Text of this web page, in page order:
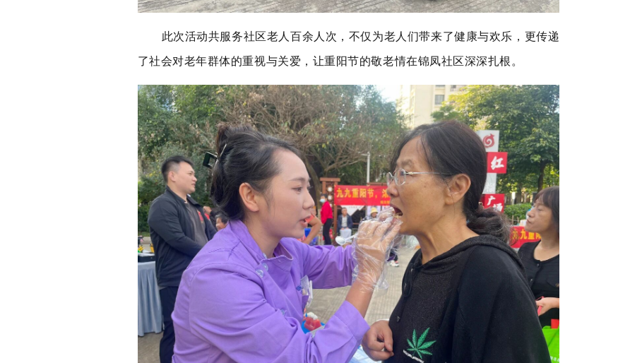
此次活动共服务社区老人百余人次，不仅为老人们带来了健康与欢乐，更传递
了社会对老年群体的重视与关爱，让重阳节的敬老情在锦凤社区深深扎根。